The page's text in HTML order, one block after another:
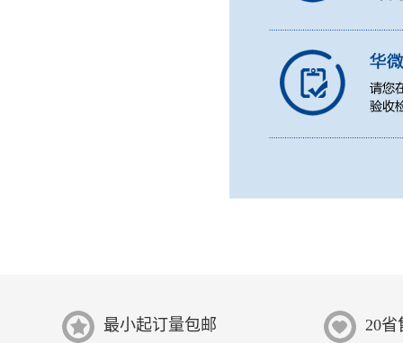
最小起订量包邮 20省